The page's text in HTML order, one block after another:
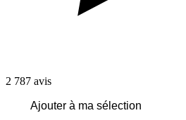
2 787 avis
Ajouter à ma sélection